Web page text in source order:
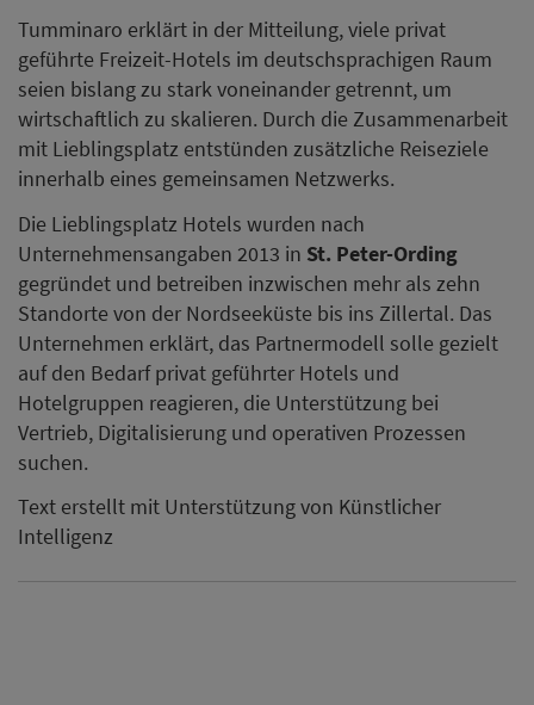
Tumminaro erklärt in der Mitteilung, viele privat
geführte Freizeit-Hotels im deutschsprachigen Raum
seien bislang zu stark voneinander getrennt, um
wirtschaftlich zu skalieren. Durch die Zusammenarbeit
mit Lieblingsplatz entstünden zusätzliche Reiseziele
innerhalb eines gemeinsamen Netzwerks.
Die Lieblingsplatz Hotels wurden nach
Unternehmensangaben 2013 in St. Peter-Ording
gegründet und betreiben inzwischen mehr als zehn
Standorte von der Nordseeküste bis ins Zillertal. Das
Unternehmen erklärt, das Partnermodell solle gezielt
auf den Bedarf privat geführter Hotels und
Hotelgruppen reagieren, die Unterstützung bei
Vertrieb, Digitalisierung und operativen Prozessen
suchen.
Text erstellt mit Unterstützung von Künstlicher
Intelligenz